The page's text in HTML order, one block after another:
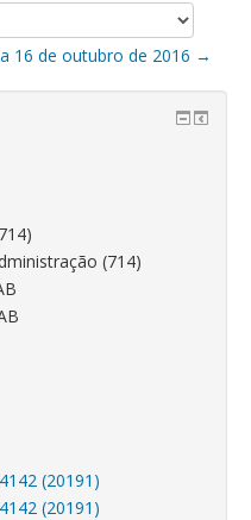
16 de outubro de 2016 →
(714)
(20191)
(20191)